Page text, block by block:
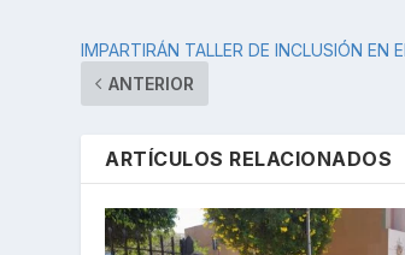
IMPARTIRÁN TALLER DE INCLUSIÓN EN
ANTERIOR
ARTÍCULOS RELACIONADOS